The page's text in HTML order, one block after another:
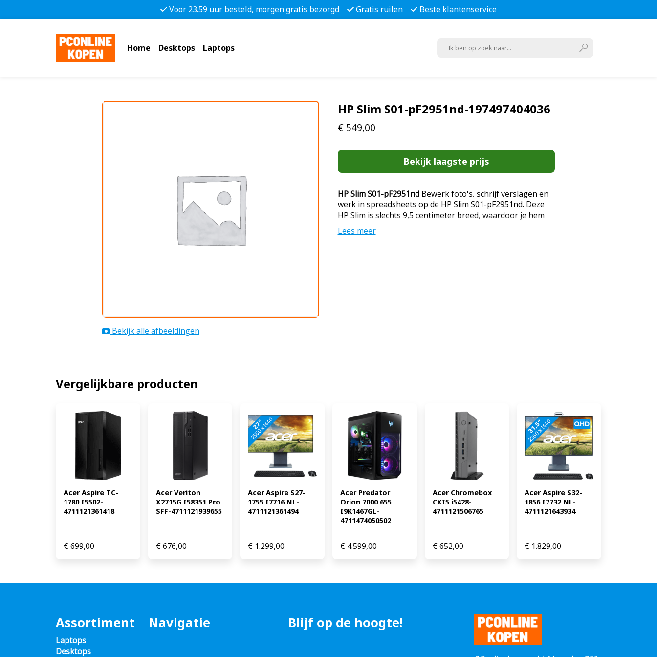
Voor 23.59 uur besteld, morgen gratis bezorgd Gratis ruilen Beste klantenservice
Home Desktops Laptops
Bekijk alle afbeeldingen
HP Slim S01-pF2951nd-197497404036
€ 549,00
Bekijk laagste prijs
HP Slim S01-pF2951ndBewerk foto's, schrijf verslagen en
werk in spreadsheets op de HP Slim S01-pF2951nd. Deze
HP Slim is slechts 9,5 centimeter breed, waardoor je hem
op of onder elk bureau plaatst. Met de 12e generatie Intel
Core i5 processor en het 8 gigabyte DDR4 werkgeheugen
Deluxe antivirus.
Lees meer
Vergelijkbare producten
Acer Aspire TC-
1780 I5502-
4711121361418
€699,00
Acer Veriton
X2715G I58351 Pro
SFF-4711121939655
€676,00
Acer Aspire S27-
1755 I7716 NL-
4711121361494
€ 1.299,00
Acer Predator
Orion 7000 655
I9K1467GL-
4711474050502
€4.599,00
Acer Chromebox
CXI5 i5428-
4711121506765
€652,00
Acer Aspire S32-
1856 I7732 NL-
4711121643934
€ 1.829,00
Assortiment
Laptops
Desktops
Navigatie Blijf op de hoogte!